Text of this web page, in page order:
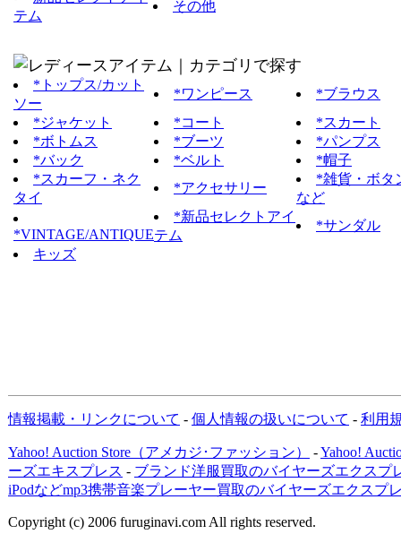
テム
その他
*トップス/カット
ソー
*ワンピース
*ブラウス
*ジャケット
*コート
*スカート
*ボトムス
*ブーツ
*パンプス
*バック
*ベルト
*帽子
*スカーフ・ネク
タイ
*アクセサリー
*雑貨・ボタ
など
*VINTAGE/ANTIQUE
*新品セレクトアイ
テム
*サンダル
キッズ
情報掲載・リンクについて - 個人情報の扱いについて - 利用
Yahoo! Auction Store（アメカジ･ファッション） -Yahoo!
ーズエキスプレス - ブランド洋服買取のバイヤーズエクスプ
iPodなどmp3携帯音楽プレーヤー買取のバイヤーズエクスプ
Copyright (c) 2006 furuginavi.com All rights reserved.